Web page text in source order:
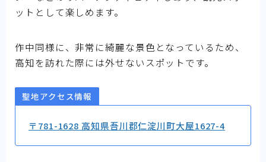
ットとして楽しめます。
作中同様に、非常に綺麗な景色となっているため、
高知を訪れた際には外せないスポットです。
聖地アクセス情報
〒781-1628 高知県吾川郡仁淀川町大屋1627-4